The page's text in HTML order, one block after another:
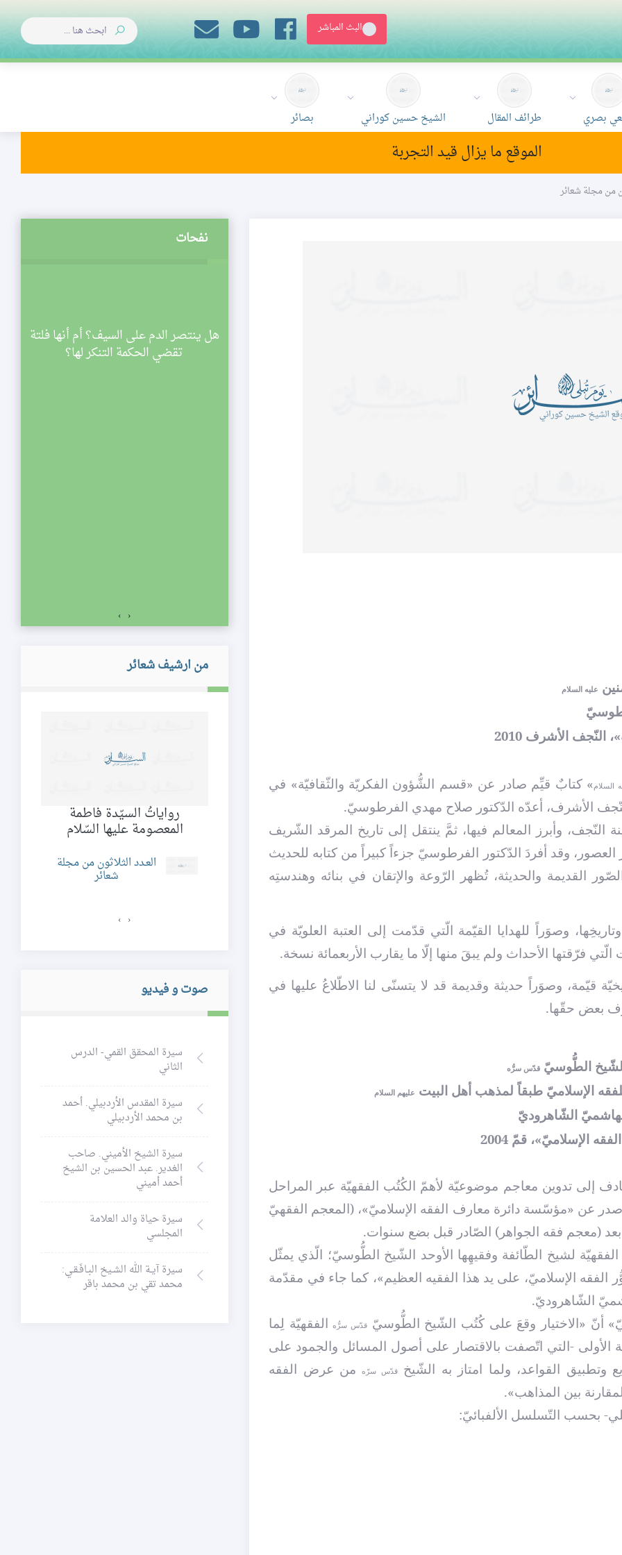
البث المباشر
بصري طرائف المقال الشيخ حسين كوراني بصائر
الموقع ما يزال قيد التجربة
من مجلة شعائر
عليه السلام
النّجف الأشرف 2010
السلام » كتابٌ قيِّم صادر عن «قسم الشُّؤون الفكريّة والثّقافيّة» في
الأشرف، أعدّه الدّكتور صلاح مهدي الفرطوسيّ.
وأبرز المعالم فيها، ثمَّ ينتقل إلى تاريخ المرقد الشّريف
العصور، وقد أفردَ الدّكتور الفرطوسيّ جزءاً كبيراً من كتابه للحديث
القديمة والحديثة، تُظهر الرّوعة والإتقان في بنائه وهندستِه
وصوَراً للهدايا القيّمة الّتي قدّمت إلى العتبة العلويّة في
فرّقتها الأحداث ولم يبقَ منها إلّا ما يقارب الأربعمائة نسخة.
قيّمة، وصوَراً حديثة وقديمة قد لا يتسنّى لنا الاطّلاعُ عليها في
بعض حقّها.
الطُّوسيّ قدّس سرُّه
الإسلاميّ طبقاً لمذهب أهل البيت عليهم السلام
الشّاهروديّ
الإسلاميّ»، قمّ 2004
إلى تدوين معاجم موضوعيّة لأهمّ الكُتُب الفقهيّة عبر المراحل
صدر عن «مؤسّسة دائرة معارف الفقه الإسلاميّ»، (المعجم الفقهيّ
(معجم فقه الجواهر) الصّادر قبل بضع سنوات.
لشيخ الطّائفة وفقيهِها الأوحد الشّيخ الطُّوسيّ؛ الّذي يمثّل
الإسلاميّ، على يد هذا الفقيه العظيم»، كما جاء في مقدّمة
الشّاهروديّ.
أنّ «الاختيار وقعَ على كُتُب الشّيخ الطُّوسيّ قدّس سرُّهالفقهيّة لِما
الأولى -التي اتّصفت بالاقتصار على أصول المسائل والجمود على
وتطبيق القواعد، ولما امتاز به الشّيخقدّس سرّهمن عرض الفقه
بين المذاهب».
بحسب التّسلسل الألفبائيّ:
نفحات
الرَّجبيـــــــــــــــــــــــــــــــــــــــــــــــــــــــــــــــــــــون؟
في شهر رجب قراءة سورة
التوحيد عشرة آلا مرة..
هل ينتصر الدم على السيف؟ أم أنها فلتة
تقضي الحكمة التنكر لها؟
‹
›
من ارشيف شعائر
إصدارات أجنبية
العـدد السبعون من مجلة
شعائر
الصّلاة على محمّد بن عليّ
بن موسى الجواد عليهم
السلام
العـدد الثامن عشر من
رواياتُ السيّدة فاطمة
المعصومة عليها السّلام
العـدد الثلاثون من مجلة
شعائر
‹
›
صوت و فيديو
سيرة المحقق القمي- الدرس
الثاني
سيرة المقدس الأردبيلي. أحمد
بن محمد الأردبيلي
سيرة الشيخ الأميني. صاحب
الغدير. عبد الحسين بن الشيخ
أحمد أميني
سيرة حياة والد العلامة
المجلسي
سيرة آيـة الله الشـيخ البـافَـقـي:
محمد تقي بن محمد باقر